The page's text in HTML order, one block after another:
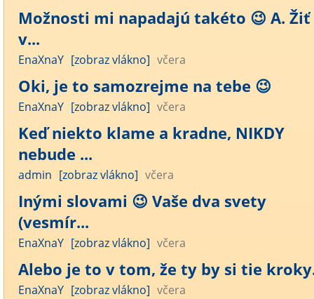
Možnosti mi napadajú takéto 😉 A. Žiť
v...
EnaXnaY [zobraz vlákno] včera
Oki, je to samozrejme na tebe 😉
EnaXnaY [zobraz vlákno] včera
Keď niekto klame a kradne, NIKDY
nebude ...
admin [zobraz vlákno] včera
Inými slovami 😉 Vaše dva svety
(vesmír...
EnaXnaY [zobraz vlákno] včera
Alebo je to v tom, že ty by si tie
EnaXnaY [zobraz vlákno] včera